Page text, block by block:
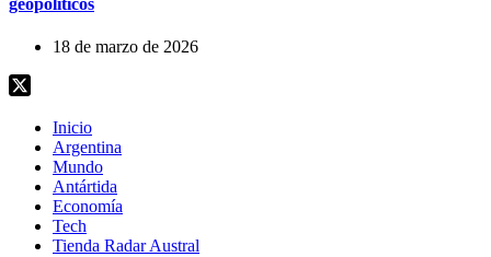
geopolíticos
18 de marzo de 2026
Inicio
Argentina
Mundo
Antártida
Economía
Tech
Tienda Radar Austral